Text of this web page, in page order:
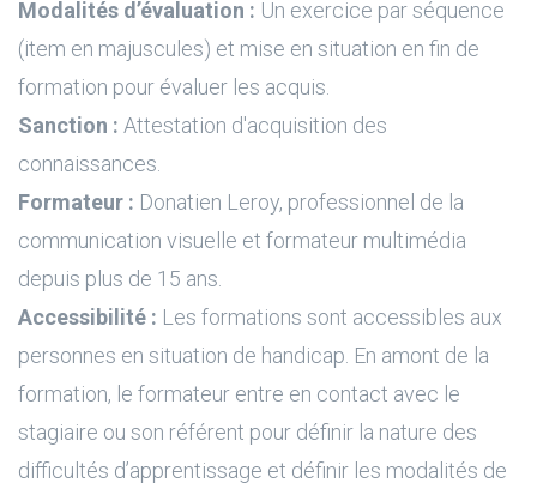
Modalités d’évaluation : Un exercice par séquence
(item en majuscules) et mise en situation en fin de
formation pour évaluer les acquis.
Sanction : Attestation d'acquisition des
connaissances.
Formateur : Donatien Leroy, professionnel de la
communication visuelle et formateur multimédia
depuis plus de 15 ans.
Accessibilité : Les formations sont accessibles aux
personnes en situation de handicap. En amont de la
formation, le formateur entre en contact avec le
stagiaire ou son référent pour définir la nature des
difficultés d’apprentissage et définir les modalités de